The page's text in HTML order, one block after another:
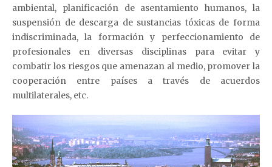
ambiental, planificación de asentamiento humanos, la
suspensión de descarga de sustancias tóxicas de forma
indiscriminada, la formación y perfeccionamiento de
profesionales en diversas disciplinas para evitar y
combatir los riesgos que amenazan al medio, promover la
cooperación entre países a través de acuerdos
multilaterales, etc.